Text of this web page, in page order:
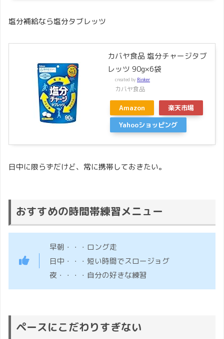
塩分補給なら塩分タブレッツ
カバヤ食品 塩分チャージタブ
レッツ 90g×6袋
created by Rinker
カバヤ食品
Amazon
楽天市場
Yahooショッピング
日中に限らずだけど、常に携帯しておきたい。
おすすめの時間帯練習メニュー
早朝・・・ロング走
日中・・・短い時間でスロージョグ
夜・・・・自分の好きな練習
ペースにこだわりすぎない